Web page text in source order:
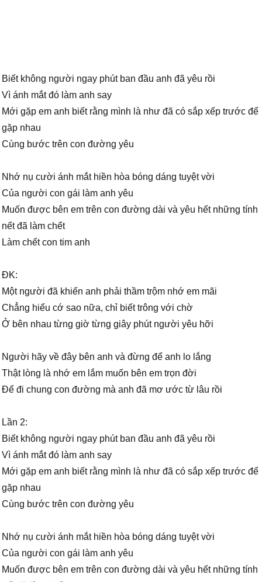
Biết không người ngay phút ban đầu anh đã yêu rồi
Vì ánh mắt đó làm anh say
Mới gặp em anh biết rằng mình là như đã có sắp xếp trước để
gặp nhau
Cùng bước trên con đường yêu
Nhớ nụ cười ánh mắt hiền hòa bóng dáng tuyệt vời
Của người con gái làm anh yêu
Muốn được bên em trên con đường dài và yêu hết những tính
nết đã làm chết
Làm chết con tim anh
ĐK:
Một người đã khiến anh phải thầm trộm nhớ em mãi
Chẳng hiểu cớ sao nữa, chỉ biết trông với chờ
Ở bên nhau từng giờ từng giây phút người yêu hỡi
Người hãy về đây bên anh và đừng để anh lo lắng
Thật lòng là nhớ em lắm muốn bên em trọn đời
Để đi chung con đường mà anh đã mơ ước từ lâu rồi
Lần 2:
Biết không người ngay phút ban đầu anh đã yêu rồi
Vì ánh mắt đó làm anh say
Mới gặp em anh biết rằng mình là như đã có sắp xếp trước để
gặp nhau
Cùng bước trên con đường yêu
Nhớ nụ cười ánh mắt hiền hòa bóng dáng tuyệt vời
Của người con gái làm anh yêu
Muốn được bên em trên con đường dài và yêu hết những tính